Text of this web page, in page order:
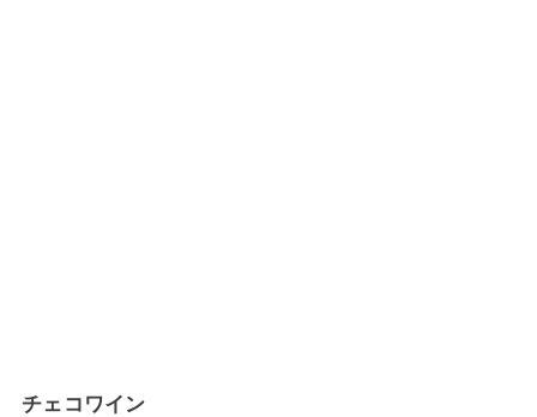
チェコワイン